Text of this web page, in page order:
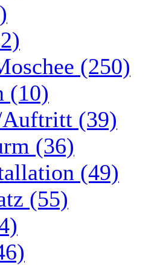
(250)
(10)
(39)
(36)
(49)
(55)